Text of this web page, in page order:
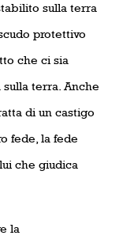
sulla terra
protettivo
che ci sia
terra. Anche
di un castigo
fede, la fede
che giudica
la